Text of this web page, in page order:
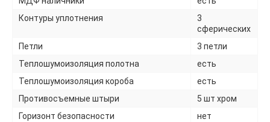
Контуры уплотнения
3
сферических
Петли
3 петли
Теплошумоизоляция полотна
есть
Теплошумоизоляция короба
есть
Противосъемные штыри
5 шт хром
Горизонт безопасности
нет